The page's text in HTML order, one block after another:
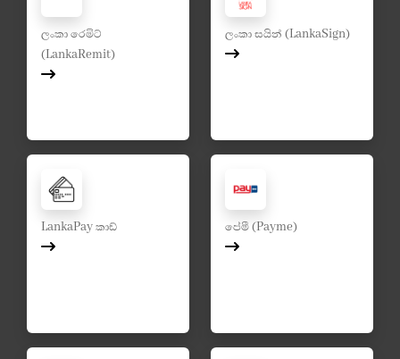
ලංකා රෙමිට්
(LankaRemit)
ලංකා සයින් (LankaSign)
LankaPay කාඩ් පේමී (Payme)